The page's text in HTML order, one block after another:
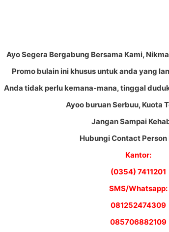
Ayo Segera Bergabung Bersama Kami,
Promo bulain ini khusus untuk anda yang
Anda tidak perlu kemana-mana, tinggal
Ayoo buruan Serbuu, Kuota
Jangan Sampai
Hubungi Contact Person
Kantor:
(0354) 7411201
SMS/Whatsapp:
081252474309
085706882109